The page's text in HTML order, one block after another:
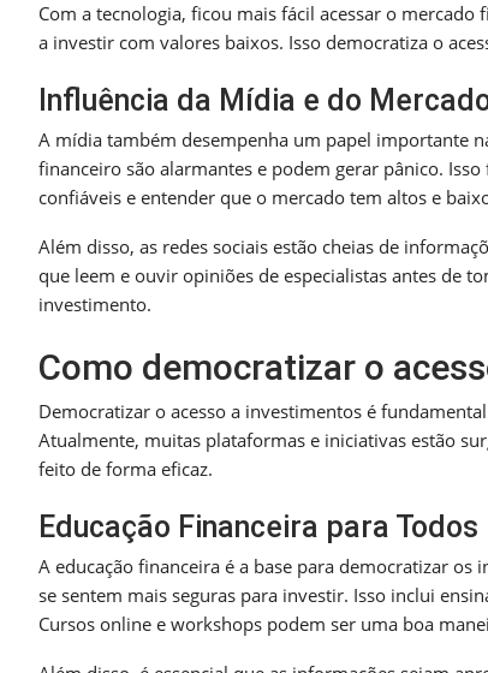
Com a tecnologia, ficou mais fácil acessar o
a investir com valores baixos. Isso democratiza o
Influência da Mídia e do
A mídia também desempenha um papel importante
financeiro são alarmantes e podem gerar pânico.
confiáveis e entender que o mercado tem altos e
Além disso, as redes sociais estão cheias de
que leem e ouvir opiniões de especialistas antes de
investimento.
Como democratizar o
Democratizar o acesso a investimentos é
Atualmente, muitas plataformas e iniciativas estão
feito de forma eficaz.
Educação Financeira para Todos
A educação financeira é a base para democratizar
se sentem mais seguras para investir. Isso inclui
Cursos online e workshops podem ser uma boa